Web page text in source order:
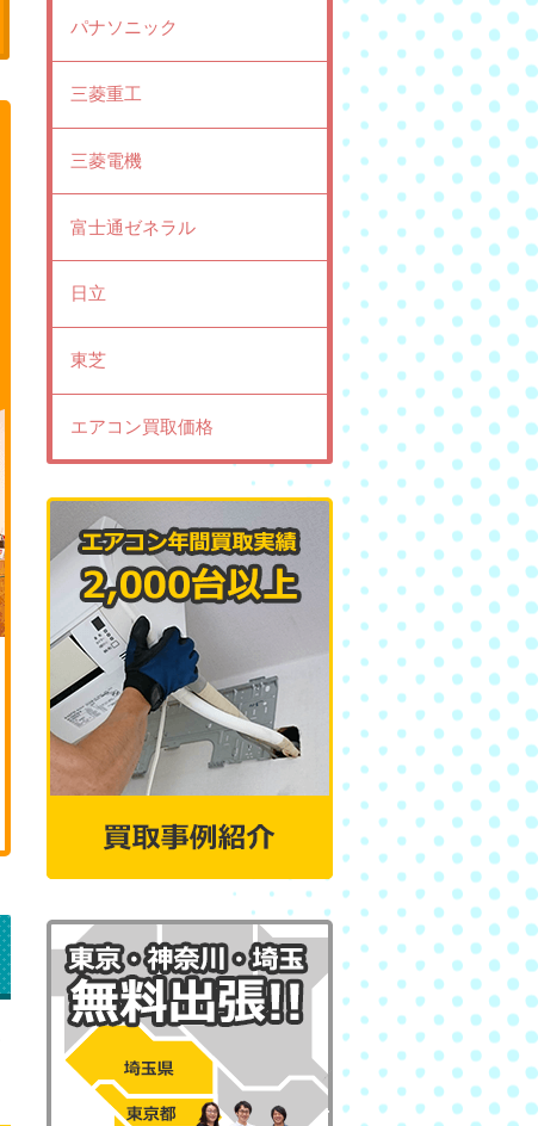
パナソニック
三菱重工
三菱電機
富士通ゼネラル
日立
東芝
エアコン買取価格